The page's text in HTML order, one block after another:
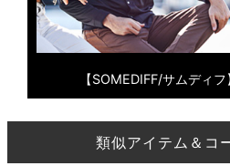
【SOMEDIFF/サムディ
類似アイテム＆コ